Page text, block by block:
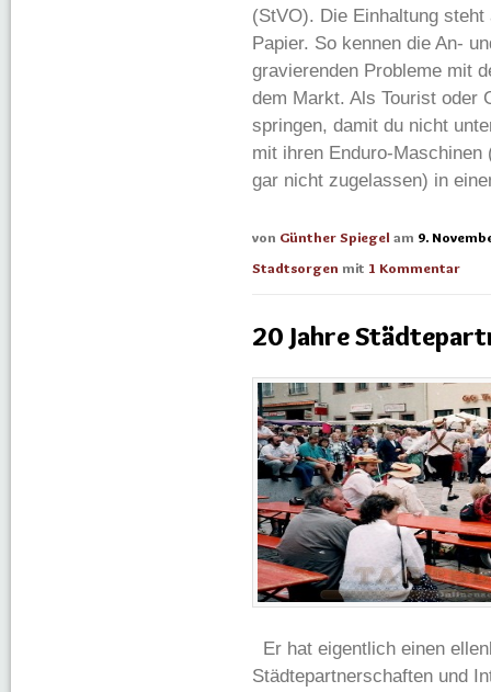
(StVO). Die Einhaltung
Papier. So kennen die An-
gravierenden Probleme mit
dem Markt. Als Tourist oder
springen, damit du nicht
mit ihren Enduro-
gar nicht zugelassen) in
von Günther Spiegel am 9.
Stadtsorgen mit 1 Kommentar
20 Jahre
Er hat eigentlich einen
Städtepartnerschaften und